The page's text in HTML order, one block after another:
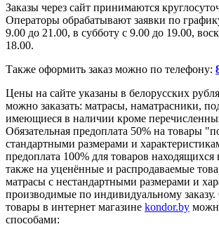
Заказы через сайт принимаются
Операторы обрабатывают заявки по
9.00 до 21.00, в субботу с 9.00 до 19.00,
18.00.
Также оформить заказ можно по телефону:
Цены на сайте указаны в белорусских
можно заказать: матрасы, наматрасники,
имеющиеся в наличии кроме
Обязательная предоплата 50% на товары
стандартными размерами и
предоплата 100% для товаров находящихся
также на уценённые и распродаваемые
матрасы с нестандартными размерами и
производимые по индивидуальному заказу.
товары в интернет магазине kondor.by
способами: